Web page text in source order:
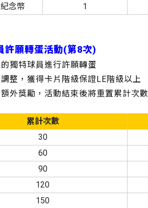
念幣
1
許願轉蛋活動(第8次)
獨特球員進行許願轉蛋
整，獲得卡片階級保證LE階級以上
外獎勵，活動結束後將重置累計次數
累計次數
30
60
90
120
150